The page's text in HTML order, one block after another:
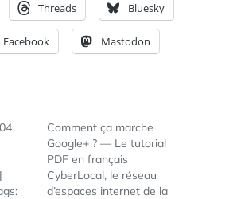
Threads Bluesky
Facebook Mastodon
Comment ça marche
Google+ ? — Le tutorial
PDF en français
CyberLocal, le réseau
d’espaces internet de la